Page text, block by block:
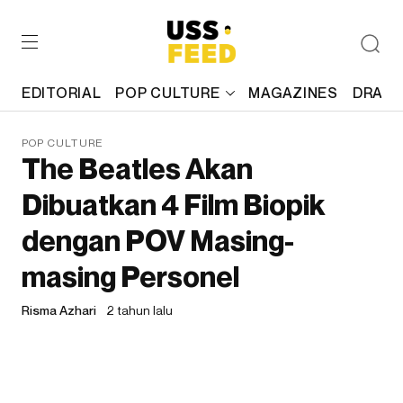
EDITORIAL POP CULTURE MAGAZINES
POP CULTURE
The Beatles Akan
Dibuatkan 4 Film Biopik
dengan POV Masing-
masing Personel
Risma Azhari 2 tahun lalu